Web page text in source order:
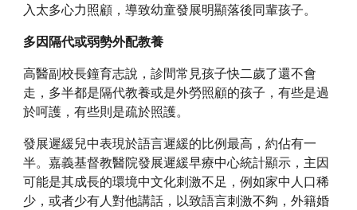
入太多心力照顧，導致幼童發展明顯落後同輩孩子。
多因隔代或弱勢外配教養
高醫副校長鐘育志說，診間常見孩子快二歲了還不會
走，多半都是隔代教養或是外勞照顧的孩子，有些是過
於呵護，有些則是疏於照護。
發展遲緩兒中表現於語言遲緩的比例最高，約佔有一
半。嘉義基督教醫院發展遲緩早療中心統計顯示，主因
可能是其成長的環境中文化刺激不足，例如家中人口稀
少，或者少有人對他講話，以致語言刺激不夠，外籍婚